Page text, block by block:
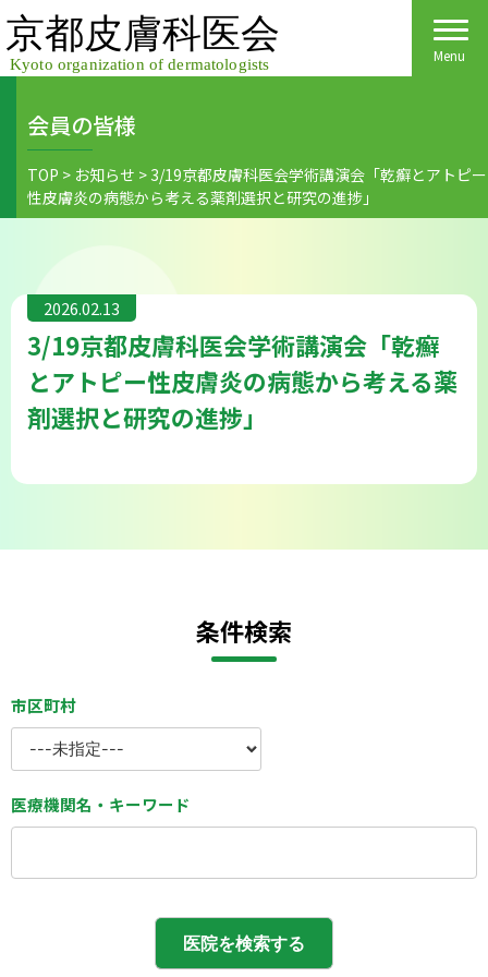
Skip
to
content
Menu
Home
皮膚科医会について
医院検索
皮膚の日
皮膚の病気
医療関係者の皆様へ
会員様へごあいさつ
活動報告
会員様へ
各種手続き
会員の皆様
TOP > お知らせ > 3/19京都皮膚科医会学術講演会「乾癬とアトピー
性皮膚炎の病態から考える薬剤選択と研究の進捗」
2026.02.13
3/19京都皮膚科医会学術講演会「乾癬
とアトピー性皮膚炎の病態から考える薬
剤選択と研究の進捗」
条件検索
市区町村
医療機関名・キーワード